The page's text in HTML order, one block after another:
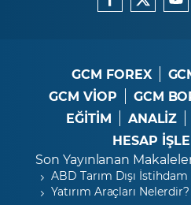
GCM FOREX
GCM VİOP
GCM
EĞİTİM
ANALİZ
HESAP
Son Yayınlanan
ABD Tarım Dışı
Yatırım Araçları Nelerdir?